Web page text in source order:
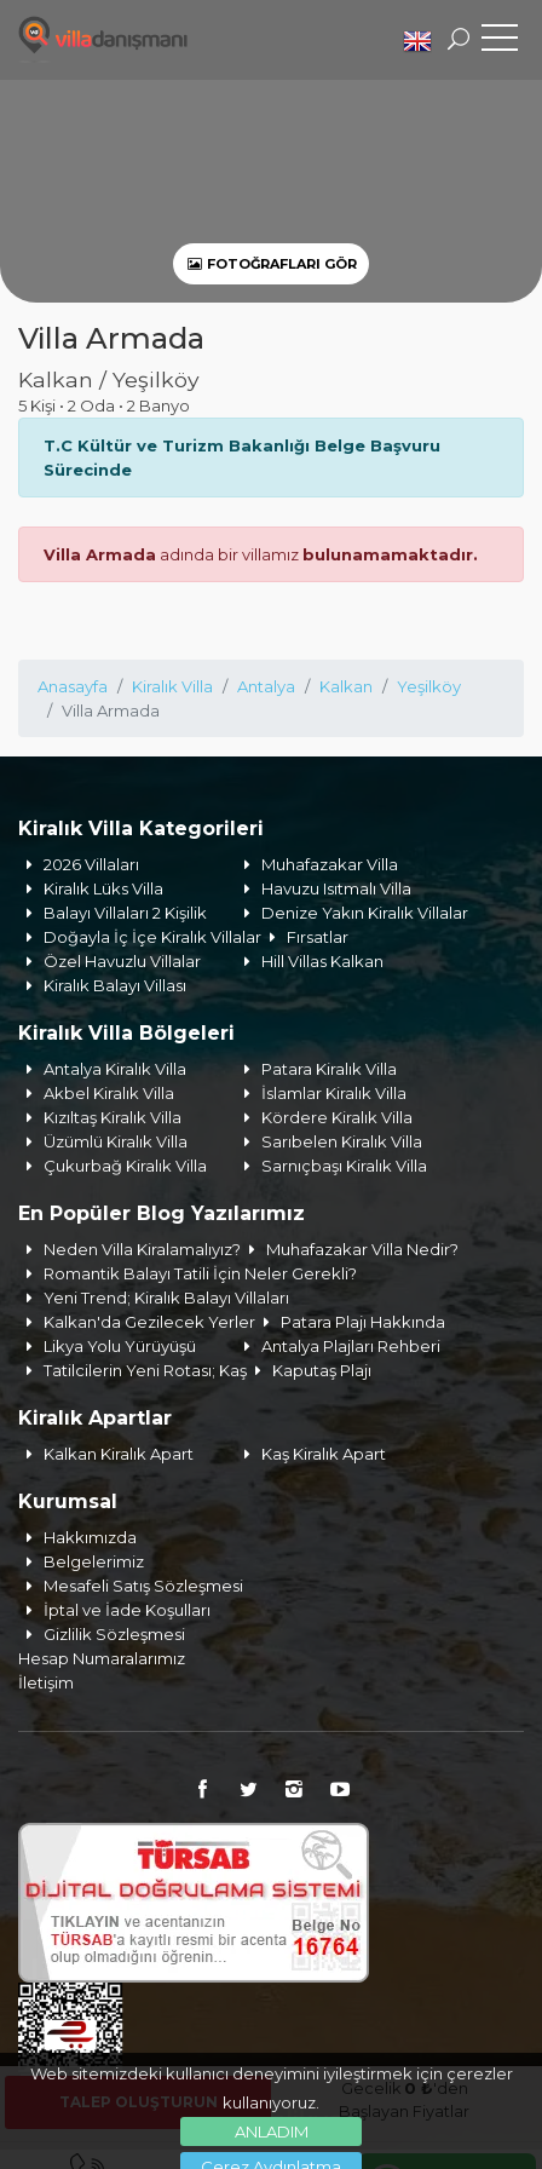
FOTOĞRAFLARI GÖR
Villa Armada
Kalkan / Yeşilköy
5 Kişi • 2 Oda • 2 Banyo
T.C Kültür ve Turizm Bakanlığı Belge Başvuru
Sürecinde
Villa Armada adında bir villamız bulunamamaktadır.
Anasayfa Kiralık Villa Antalya Kalkan
Yeşilköy
Villa Armada
Kiralık Villa Kategorileri
2026 Villaları
Muhafazakar Villa
Kiralık Lüks Villa
Havuzu Isıtmalı Villa
Balayı Villaları 2 Kişilik
Denize Yakın Kiralık Villalar
Doğayla İç İçe Kiralık Villalar
Fırsatlar
Özel Havuzlu Villalar
Hill Villas Kalkan
Kiralık Balayı Villası
Kiralık Villa Bölgeleri
Antalya Kiralık Villa
Patara Kiralık Villa
Akbel Kiralık Villa
İslamlar Kiralık Villa
Kızıltaş Kiralık Villa
Kördere Kiralık Villa
Üzümlü Kiralık Villa
Sarıbelen Kiralık Villa
Çukurbağ Kiralık Villa
Sarnıçbaşı Kiralık Villa
En Popüler Blog Yazılarımız
Neden Villa Kiralamalıyız?
Muhafazakar Villa Nedir?
Romantik Balayı Tatili İçin Neler Gerekli?
Yeni Trend; Kiralık Balayı Villaları
Kalkan'da Gezilecek Yerler
Patara Plajı Hakkında
Likya Yolu Yürüyüşü
Antalya Plajları Rehberi
Tatilcilerin Yeni Rotası; Kaş
Kaputaş Plajı
Kiralık Apartlar
Kalkan Kiralık Apart Kaş Kiralık Apart
Kurumsal
Hakkımızda
Belgelerimiz
Mesafeli Satış Sözleşmesi
İptal ve İade Koşulları
Gizlilik Sözleşmesi
Hesap Numaralarımız
İletişim
Web sitemizdeki kullanıcı deneyimini iyileştirmek için çerezler
kullanıyoruz.
ANLADIM
TALEP OLUŞTURUN
Gecelik 0 ₺'den
Başlayan Fiyatlar